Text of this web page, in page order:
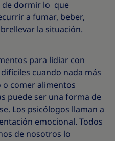
de dormir lo que
a fumar, beber,
la situación.
para lidiar con
cuando nada más
o comer alimentos
puede ser una forma de
Los psicólogos llaman a
emocional. Todos
de nosotros lo